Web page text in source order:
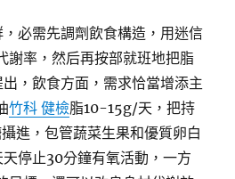
必需先調劑飲食構造，用迷信
謝率，然后再按部就班地把脂
，飲食方面，需求恰當增添主
竹科 健檢脂10-15g/天，把持
進，包管蔬菜生果和優質卵白
停止30分鐘有氧活動，一方